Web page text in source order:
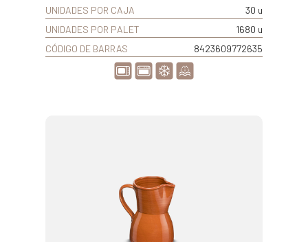
UNIDADES POR CAJA
30 u
UNIDADES POR PALET
1680 u
CÓDIGO DE BARRAS
8423609772635